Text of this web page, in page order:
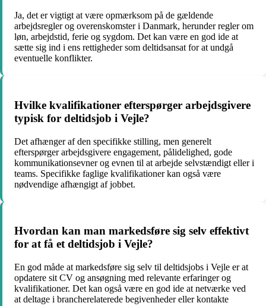
Ja, det er vigtigt at være opmærksom på de gældende
arbejdsregler og overenskomster i Danmark, herunder regler om
løn, arbejdstid, ferie og sygdom. Det kan være en god ide at
sætte sig ind i ens rettigheder som deltidsansat for at undgå
eventuelle konflikter.
Hvilke kvalifikationer efterspørger arbejdsgivere
typisk for deltidsjob i Vejle?
Det afhænger af den specifikke stilling, men generelt
efterspørger arbejdsgivere engagement, pålidelighed, gode
kommunikationsevner og evnen til at arbejde selvstændigt eller i
teams. Specifikke faglige kvalifikationer kan også være
nødvendige afhængigt af jobbet.
Hvordan kan man markedsføre sig selv effektivt
for at få et deltidsjob i Vejle?
En god måde at markedsføre sig selv til deltidsjobs i Vejle er at
opdatere sit CV og ansøgning med relevante erfaringer og
kvalifikationer. Det kan også være en god ide at netværke ved
at deltage i brancherelaterede begivenheder eller kontakte